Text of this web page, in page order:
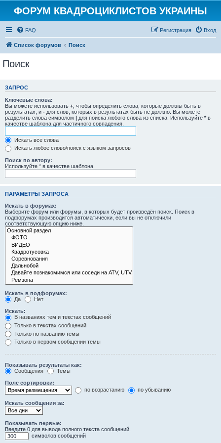
ФОРУМ КВАДРОЦИКЛИСТОВ УКРАИНЫ
FAQ Вход
Регистрация
Список форумов Поиск
Поиск
ЗАПРОС
Ключевые слова:
Вы можете использовать + , чтобы определить слова, которые должны быть в
результатах, и - для слов, которых в результатах быть не должно. Вы можете
разделить слова символом | для поиска любого слова из списка. Используйте * в
качестве шаблона для частичного совпадения.
Искать все слова
Искать любое слово/поиск с языком запросов
Поиск по автору:
Используйте * в качестве шаблона.
ПАРАМЕТРЫ ЗАПРОСА
Искать в форумах:
Выберите форум или форумы, в которых будет произведён поиск. Поиск в
подфорумах производится автоматически, если вы не отключили
соответствующую опцию ниже.
Искать в подфорумах:
Да
Нет
Искать:
В названиях тем и текстах сообщений
Только в текстах сообщений
Только по названию темы
Только в первом сообщении темы
Показывать результаты как:
Сообщения
Темы
Поле сортировки:
по возрастанию
по убыванию
Искать сообщения за:
Показывать первые:
Введите 0 для вывода полного текста сообщений.
символов сообщений